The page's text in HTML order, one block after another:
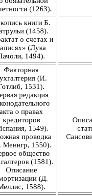
(1263).
книги Б.
(1458).
о счетах и
(Лука
1494).
Факторная
(И.
1531).
редакция
акта о правах
кредиторов
1549).
проводка
Меннгр, 1550).
общество
(1581).
Описание
(Д.
1588).